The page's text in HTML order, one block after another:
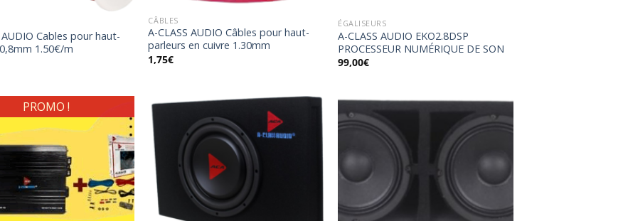
AUDIO Cables pour haut-
1.50€/m
CÂBLES
A-CLASS AUDIO Câbles pour haut-
parleurs en cuivre 1.30mm
1,75€
ÉGALISEURS
A-CLASS AUDIO EKO2.8DSP
PROCESSEUR NUMÉRIQUE DE SON
99,00€
PROMO !
Ajouter
à la
wishlist
Ajouter
à la
wishlist